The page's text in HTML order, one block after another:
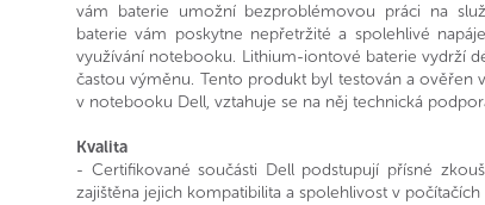
vám baterie umožní bezproblémovou práci na
baterie vám poskytne nepřetržité a spolehlivé
využívání notebooku. Lithium-iontové baterie vydrží
častou výměnu. Tento produkt byl testován a ověřen
v notebooku Dell, vztahuje se na něj technická
Kvalita
- Certifikované součásti Dell podstupují přísné
zajištěna jejich kompatibilita a spolehlivost v počítačích